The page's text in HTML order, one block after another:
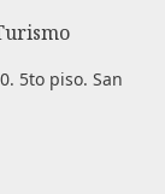
5to piso. San